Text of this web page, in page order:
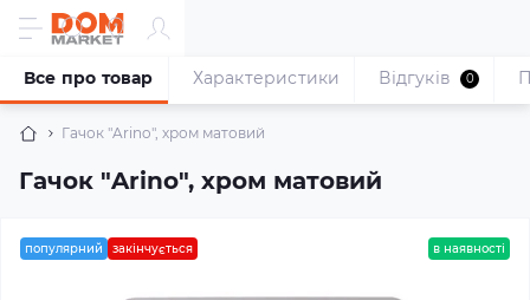
Гачок "Arino", хром матовий
Гачок "Arino", хром матовий
Все про товар Характеристики Відгуків 0
популярний закінчується в наявності